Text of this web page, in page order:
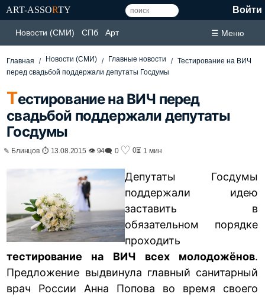
ART-ASSORTY Войти
Новости (СМИ) СПб Арт ☰ Меню
Главная Новости (СМИ) Главные новости
Тестирование на ВИЧ
перед свадьбой поддержали депутаты Госдумы
Тестирование на ВИЧ перед
свадьбой поддержали депутаты
Госдумы
✎ Блинцов ⏱ 13.08.2015 👁 94🗨 0 ♡ 0⏳ 1 мин
Депутаты Госдумы
поддержали идею
заставить в
обязательном порядке
проходить
тестирование на ВИЧ всех молодожёнов.
Предложение выдвинула главный санитарный
врач России Анна Попова во время своего